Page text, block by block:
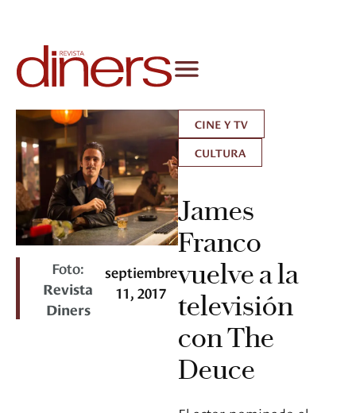
Foto:
Revista
Diners
septiembre
11, 2017
CINE Y TV
CULTURA
James
Franco
vuelve a la
televisión
con The
Deuce